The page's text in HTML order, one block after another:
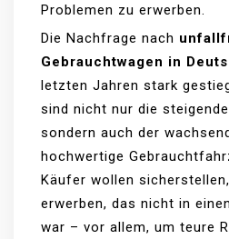
Problemen zu erwerben.
Die Nachfrage nach
Gebrauchtwagen in
letzten Jahren stark
sind nicht nur die
sondern auch der
hochwertige
Käufer wollen
erwerben, das nicht in
war – vor allem, um teure